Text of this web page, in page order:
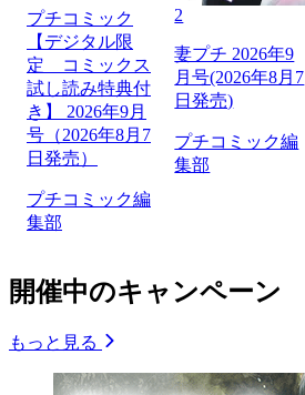
プチコミック
【デジタル限
定 コミックス
試し読み特典付
き】 2026年9月
号（2026年8月7
日発売）
プチコミック編
集部
2
妻プチ 2026年9
月号(2026年8月7
日発売)
プチコミック編
集部
開催中のキャンペーン
もっと見る